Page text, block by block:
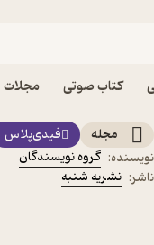
کتاب صوتی مجلات
مجله
فیدی‌پلاس
نویسنده: گروه نویسندگان
ناشر: نشریه شنبه